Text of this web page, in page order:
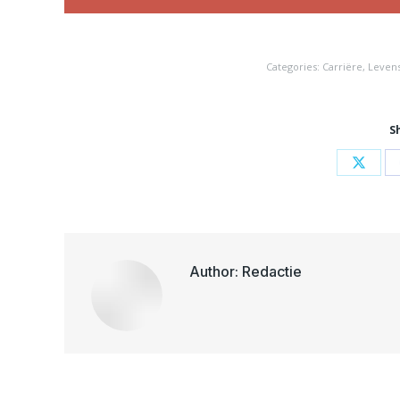
Categories: Carriëre,
Share
Author: Redactie